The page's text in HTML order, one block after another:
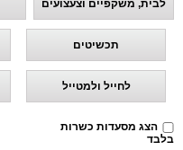
לבית, משקפיים וצעצועים
תכשיטים
לחייל ולמטייל
הצג מסעדות כשרות
בלבד